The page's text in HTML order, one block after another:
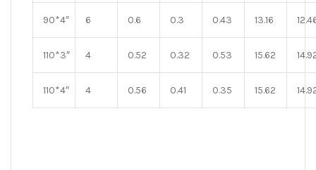
90*4″ 6 0.6 0.3 0.43 13.16
110*3″ 4 0.52 0.32 0.53 15.62
110*4″ 4 0.56 0.41 0.35 15.62